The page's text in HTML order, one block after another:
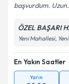
başvurdum.
ÖZEL BAŞARI
Yeni Mahallesi,
En Yakın Saatler
Yarın